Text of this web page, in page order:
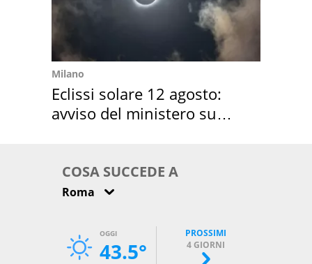
Milano
Eclissi solare 12 agosto:
avviso del ministero su